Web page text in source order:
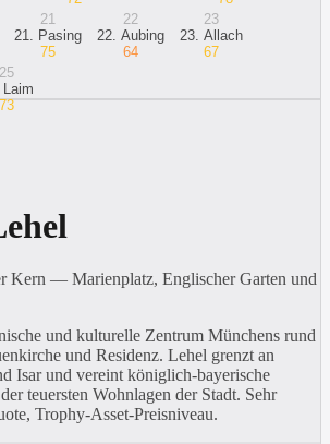
21
21. Pasing
75
22
22. Aubing
64
23
23. Allach
67
25
Laim
73
Kern — Marienplatz, Englischer Garten und
und kulturelle Zentrum Münchens rund
und Residenz. Lehel grenzt an
Isar und vereint königlich-bayerische
teuersten Wohnlagen der Stadt. Sehr
Trophy-Asset-Preisniveau.